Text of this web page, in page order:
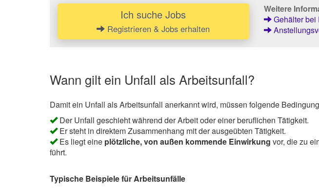
Ich suche Jobs
Registrieren & Jobs erhalten
Weitere
Gehälter bei
Wann gilt ein Unfall als Arbeitsunfall?
Damit ein Unfall als Arbeitsunfall anerkannt wird, müssen folgende
Der Unfall geschieht während der Arbeit oder einer beruflichen Tätigkeit.
Er steht in direktem Zusammenhang mit der ausgeübten Tätigkeit.
Es liegt eine plötzliche, von außen kommende Einwirkung vor, die zu
führt.
Typische Beispiele für Arbeitsunfälle